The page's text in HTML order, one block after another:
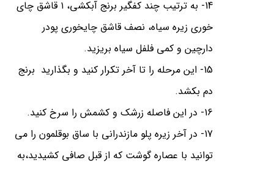
14- به ترتیب چند کفگیر برنج آبکشی، ۱ قاشق چای
خوری زیره سیاه، نصف قاشق چایخوری پودر
دارچین و کمی فلفل سیاه بریزید.
15- این مرحله را تا آخر تکرار کنید و بگذارید برنج
دم بکشد.⁣
16- در این فاصله زرشک و کشمش را سرخ کنید.⁣
17- در آخر زیره پلو مازندرانی با ساق بوقلمون را می
توانید با عصاره گوشت که از قبل صافی کشیدید،به